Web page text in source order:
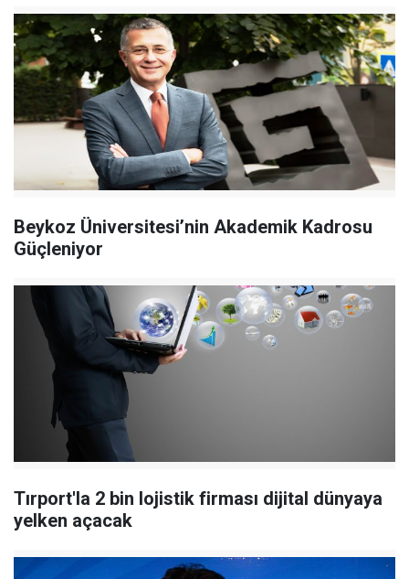
Beykoz Üniversitesi’nin Akademik Kadrosu
Güçleniyor
Tırport'la 2 bin lojistik firması dijital dünyaya
yelken açacak